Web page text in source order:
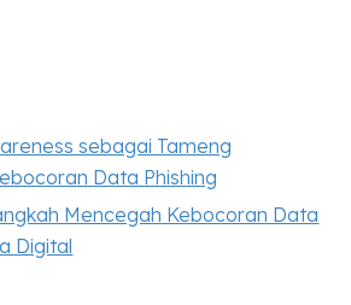
sebagai Tameng
Data Phishing
Mencegah Kebocoran Data
Digital